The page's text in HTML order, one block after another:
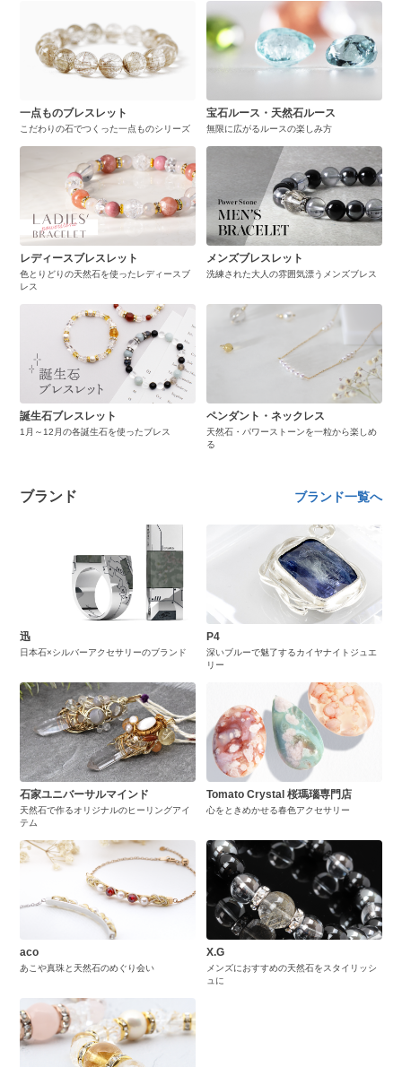
一点ものブレスレット
こだわりの石でつくった一点ものシリーズ
宝石ルース・天然石ルース
無限に広がるルースの楽しみ方
レディースブレスレット
色とりどりの天然石を使ったレディースブ
レス
メンズブレスレット
洗練された大人の雰囲気漂うメンズブレス
誕生石ブレスレット
1月～12月の各誕生石を使ったブレス
ペンダント・ネックレス
天然石・パワーストーンを一粒から楽しめ
る
ブランド ブランド一覧へ
迅
日本石×シルバーアクセサリーのブランド
P4
深いブルーで魅了するカイヤナイトジュエ
リー
石家ユニバーサルマインド
天然石で作るオリジナルのヒーリングアイ
テム
Tomato Crystal 桜瑪瑙専門店
心をときめかせる春色アクセサリー
aco
あこや真珠と天然石のめぐり会い
X.G
メンズにおすすめの天然石をスタイリッシ
ュに